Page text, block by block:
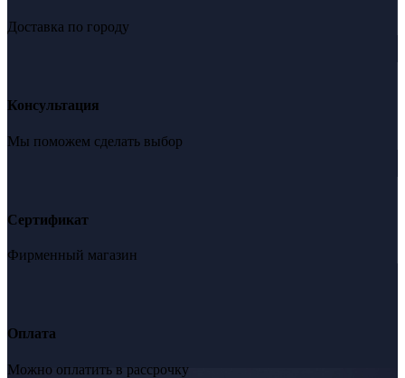
Доставка по городу
Консультация
Мы поможем сделать выбор
Сертификат
Фирменный магазин
Оплата
Можно оплатить в рассрочку